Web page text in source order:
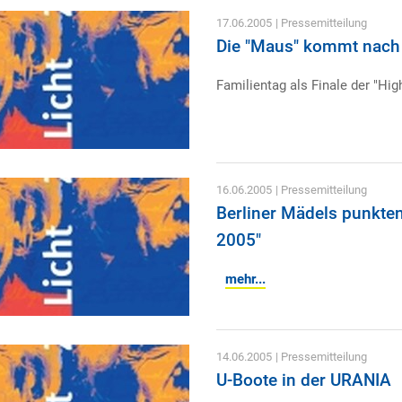
17.06.2005 | Pressemitteilung
Die "Maus" kommt
Familientag als Finale der
16.06.2005 | Pressemitteilung
Berliner Mädels
2005"
mehr...
14.06.2005 | Pressemitteilung
U-Boote in der URANIA